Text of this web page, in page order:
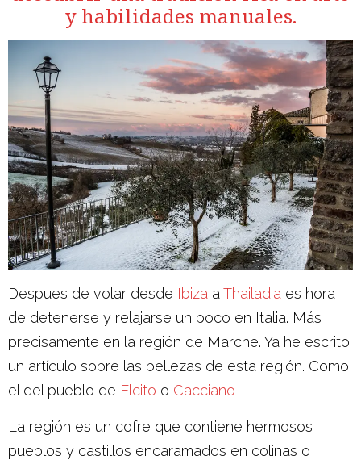
y habilidades manuales.
Despues de volar desde Ibiza aThailadia es hora
de detenerse y relajarse un poco en Italia. Más
precisamente en la región de Marche. Ya he escrito
un artículo sobre las bellezas de esta región. Como
el del pueblo de Elcito o Cacciano
La región es un cofre que contiene hermosos
pueblos y castillos encaramados en colinas o